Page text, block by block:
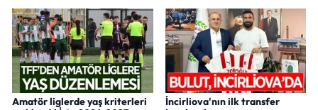
Amatör liglerde yaş kriterleri
İncirliova'nın ilk transfer